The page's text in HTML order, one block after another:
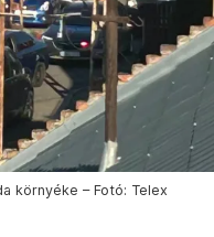
környéke – Fotó: Telex